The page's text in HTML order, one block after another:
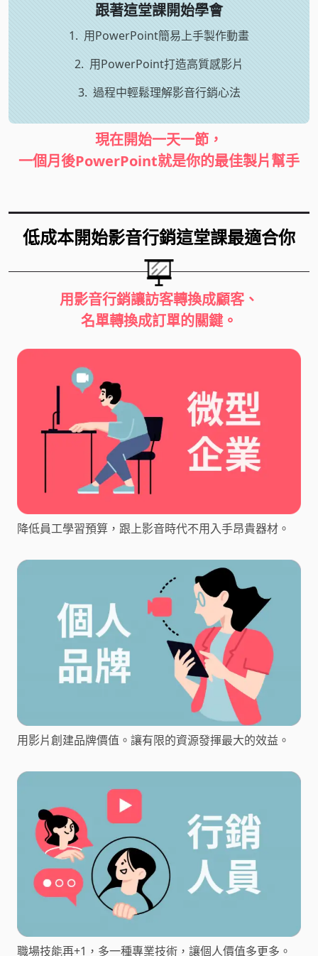
跟著這堂課開始學會
1. 用PowerPoint簡易上手製作動畫
2. 用PowerPoint打造高質感影片
3. 過程中輕鬆理解影音行銷心法
現在開始一天一節，
一個月後PowerPoint就是你的最佳製片幫手
低成本開始影音行銷這堂課最適合你
用影音行銷讓訪客轉換成顧客、
名單轉換成訂單的關鍵。
降低員工學習預算，跟上影音時代不用入手昂貴器材。
用影片創建品牌價值。讓有限的資源發揮最大的效益。
職場技能再+1，多一種專業技術，讓個人價值多更多。